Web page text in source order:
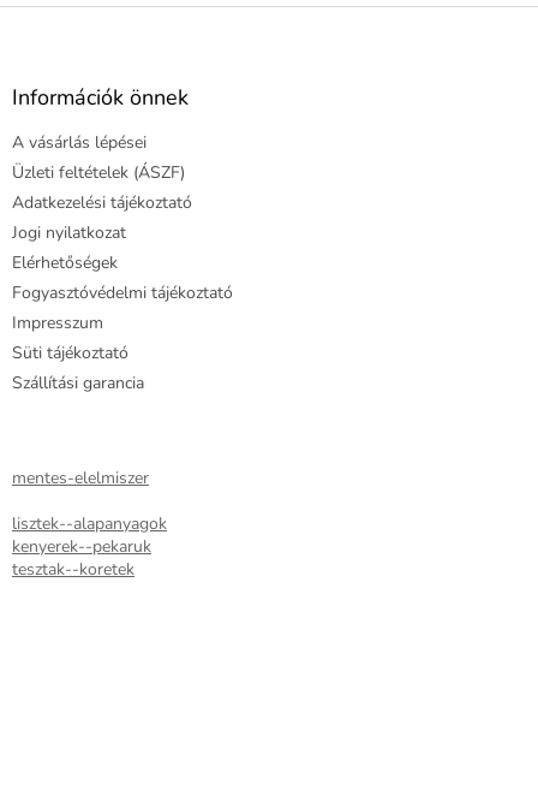
L
Információk önnek
A vásárlás lépései
Üzleti feltételek (ÁSZF)
Adatkezelési tájékoztató
Jogi nyilatkozat
Elérhetőségek
Fogyasztóvédelmi tájékoztató
Impresszum
Süti tájékoztató
Szállítási garancia
mentes-elelmiszer
lisztek--alapanyagok
kenyerek--pekaruk
tesztak--koretek